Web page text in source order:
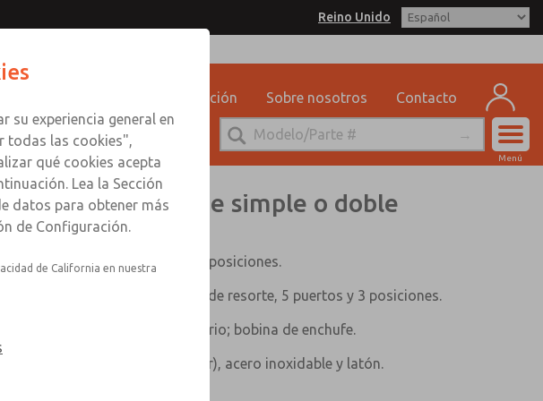
Reino Unido
Capacitación Sobre nosotros Contacto
Menú
solenoide simple o doble
por piloto, 5 puertos y 2 posiciones.
por piloto con centrado de resorte, 5 puertos y 3 posiciones.
un tapón de área segura &erio; bobina de enchufe.
disponible en aluminio (estándar), acero inoxidable y latón.
su experiencia general en
todas las cookies",
qué cookies acepta
Lea la Sección
datos para obtener más
de Configuración.
de California en nuestra